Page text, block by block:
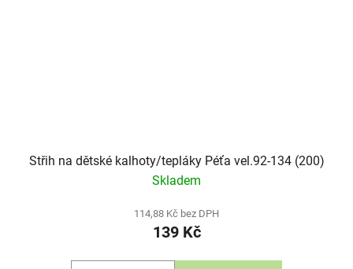
Střih na dětské kalhoty/tepláky Péťa vel.92-134 (200)
Skladem
114,88 Kč bez DPH
139 Kč